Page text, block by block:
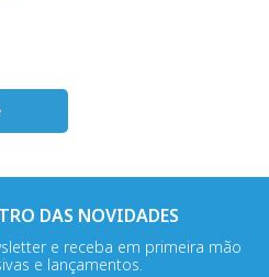
DAS NOVIDADES
e receba em primeira mão
e lançamentos.